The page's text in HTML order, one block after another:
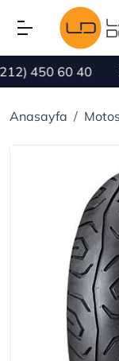
450 60 40
Anasayfa